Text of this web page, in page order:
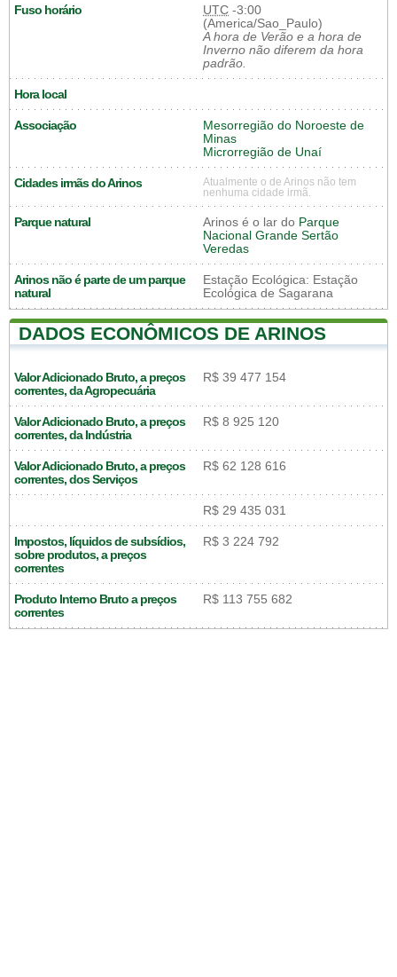
Fuso horário UTC -3:00
(America/Sao_Paulo)
A hora de Verão e a hora de
Inverno não diferem da hora
padrão.
Hora local
Associação
Mesorregião do Noroeste de
Minas
Microrregião de Unaí
Cidades irmãs do Arinos
Atualmente o de Arinos não tem
nenhuma cidade irmã.
Parque natural Arinos é o lar do Parque
Nacional Grande Sertão
Veredas
Arinos não é parte de um parque
natural
Estação Ecológica: Estação
Ecológica de Sagarana
DADOS ECONÔMICOS DE ARINOS
Valor Adicionado Bruto, a preços
correntes, da Agropecuária
R$ 39 477 154
Valor Adicionado Bruto, a preços
correntes, da Indústria
R$ 8 925 120
Valor Adicionado Bruto, a preços
correntes, dos Serviços
R$ 62 128 616
R$ 29 435 031
Impostos, líquidos de subsídios,
sobre produtos, a preços
correntes
R$ 3 224 792
Produto Interno Bruto a preços
correntes
R$ 113 755 682